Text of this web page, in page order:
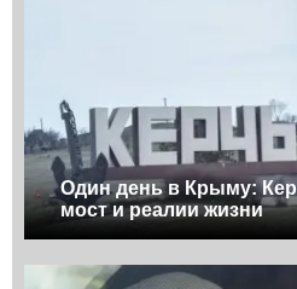
Один день в Крыму:
мост и реалии жизни